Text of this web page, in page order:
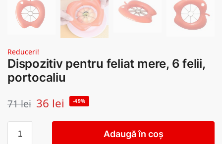
Reduceri!
Dispozitiv pentru feliat mere, 6 felii,
portocaliu
71lei 36 lei -49%
Adaugă în coș